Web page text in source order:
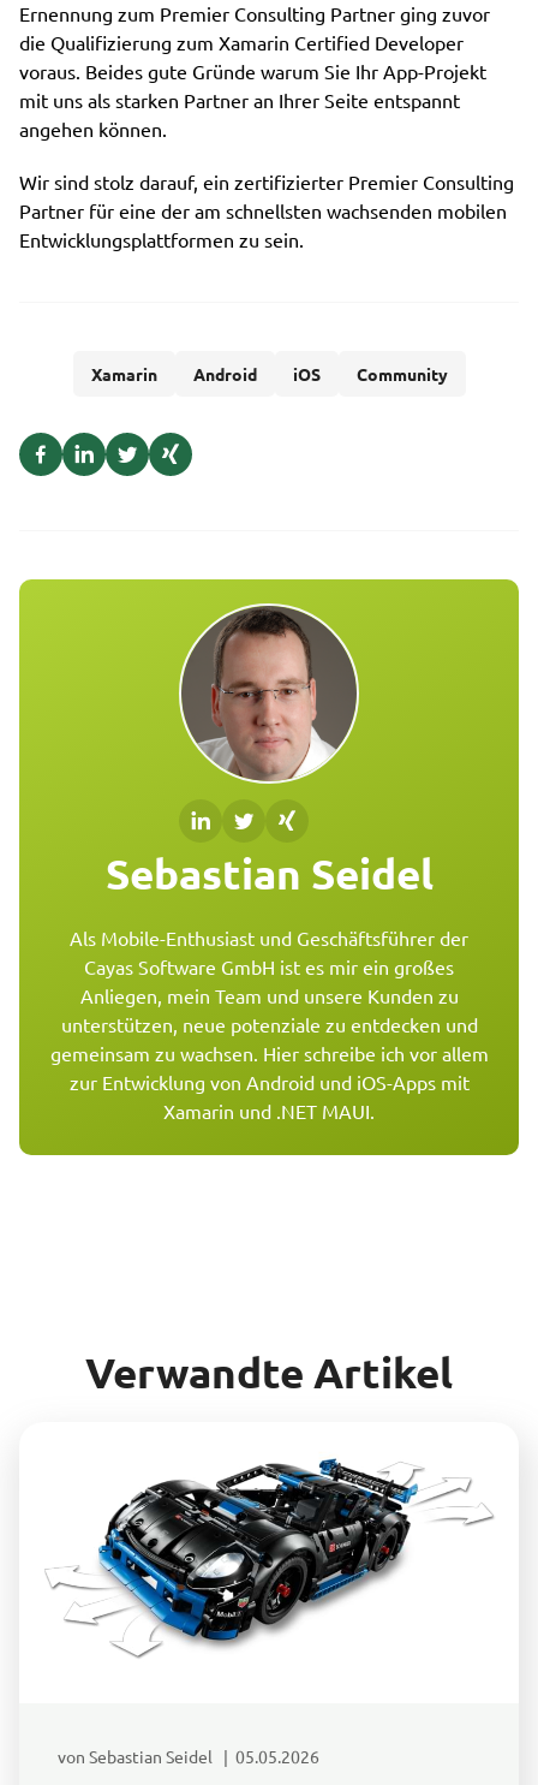
Ernennung zum Premier Consulting Partner ging zuvor
die Qualifizierung zum Xamarin Certified Developer
voraus. Beides gute Gründe warum Sie Ihr App-Projekt
mit uns als starken Partner an Ihrer Seite entspannt
angehen können.
Wir sind stolz darauf, ein zertifizierter Premier Consulting
Partner für eine der am schnellsten wachsenden mobilen
Entwicklungsplattformen zu sein.
Xamarin Android iOS Community
Sebastian Seidel
Als Mobile-Enthusiast und Geschäftsführer der
Cayas Software GmbH ist es mir ein großes
Anliegen, mein Team und unsere Kunden zu
unterstützen, neue potenziale zu entdecken und
gemeinsam zu wachsen. Hier schreibe ich vor allem
zur Entwicklung von Android und iOS-Apps mit
Xamarin und .NET MAUI.
Verwandte Artikel
von Sebastian Seidel | 05.05.2026